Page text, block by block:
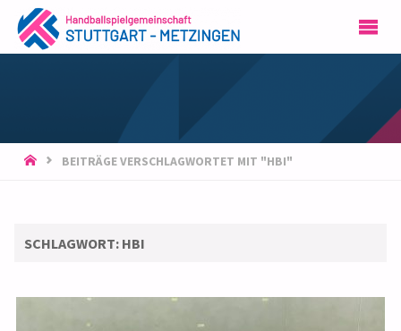
STARTBEITRÄGE VERSCHLAGWORTET MIT "HBI"
SCHLAGWORT: HBI